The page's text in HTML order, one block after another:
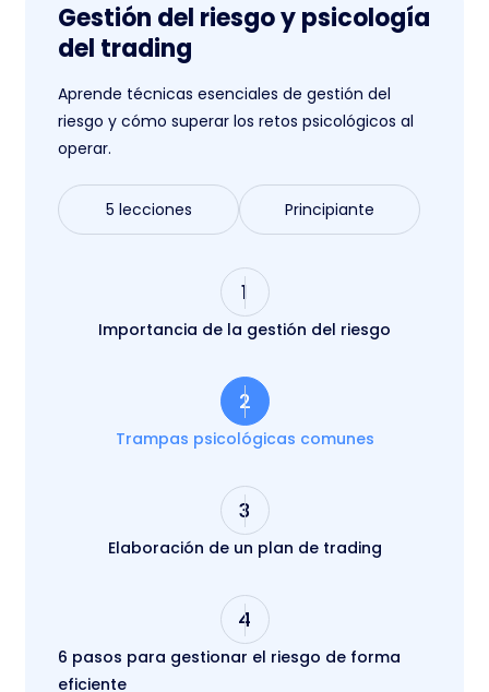
Gestión del riesgo y psicología
del trading
Aprende técnicas esenciales de gestión del
riesgo y cómo superar los retos psicológicos al
operar.
5 lecciones Principiante
1
Importancia de la gestión del riesgo
2
Trampas psicológicas comunes
3
Elaboración de un plan de trading
4
6 pasos para gestionar el riesgo de forma
eficiente